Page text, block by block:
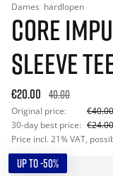
Dames hardlopen
CORE
SLEEVE
€20.00 40.00
Original price: €40.00
30-day best price: €24.00
Price incl. 21% VAT,
UP TO -50%